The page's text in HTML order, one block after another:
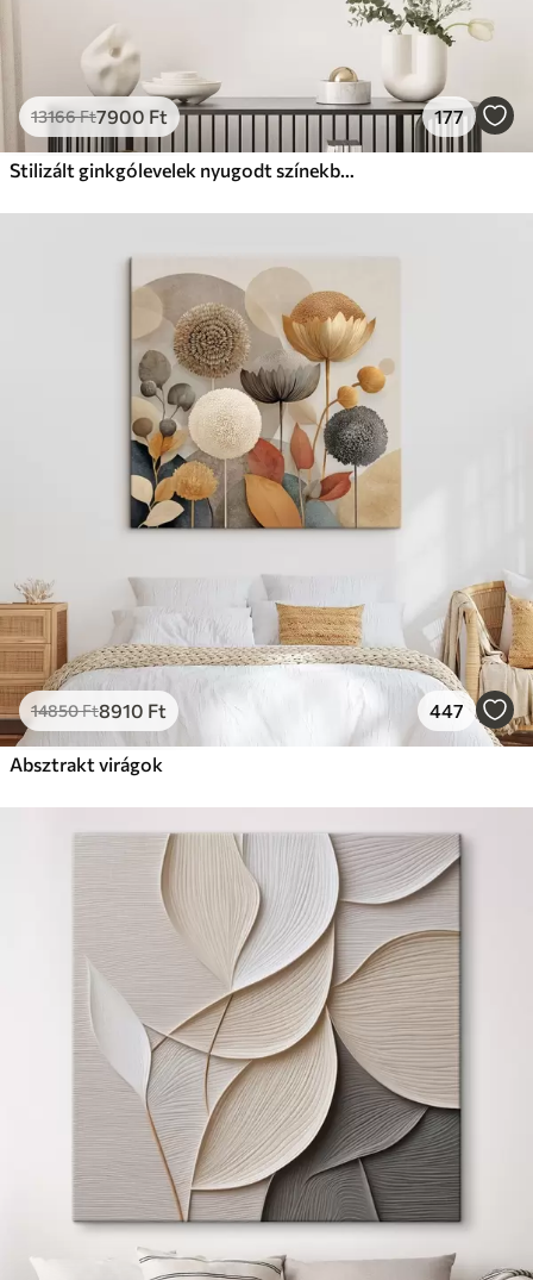
13166Ft7900 Ft 177
Stilizált ginkgólevelek nyugodt színekben
14850Ft8910 Ft 447
Absztrakt virágok